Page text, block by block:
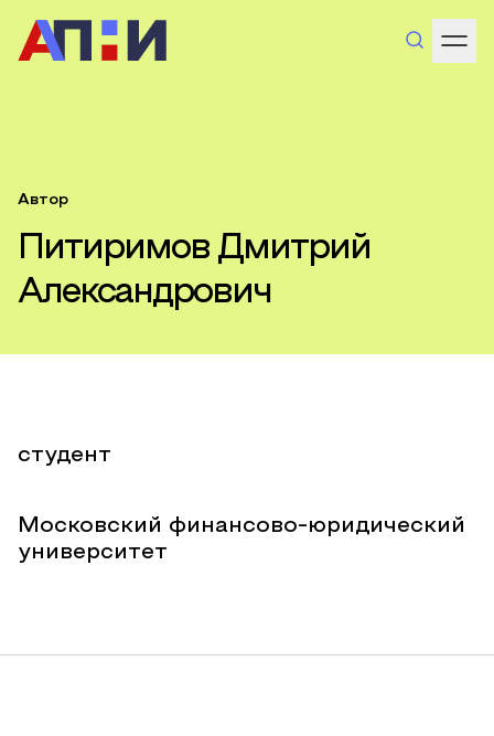
Автор
Питиримов Дмитрий
Александрович
студент
Московский финансово-юридический
университет